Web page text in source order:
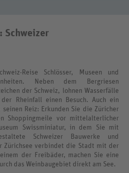
Schweizer
Reise Schlösser, Museen und
Neben dem Bergriesen
der Schweiz, lohnen Wasserfälle
Rheinfall einen Besuch. Auch ein
Reiz: Erkunden Sie die Züricher
Shoppingmeile vor mittelalterlicher
Swissminiatur, in dem Sie mit
Schweizer Bauwerke und
Zürichsee verbindet die Stadt mit der
der Freibäder, machen Sie eine
das Weinbaugebiet direkt am See.